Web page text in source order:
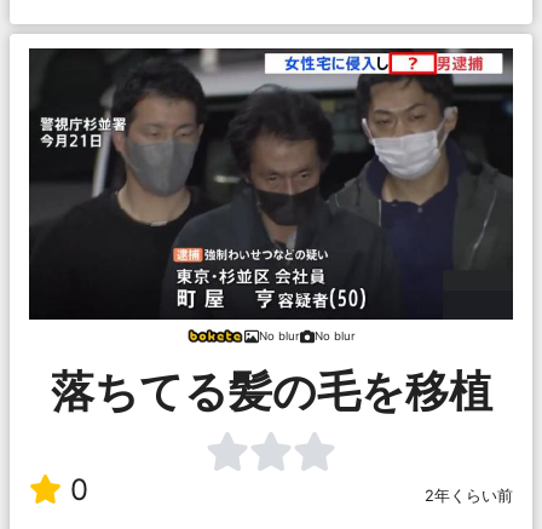
No blur No blur
落ちてる髪の毛を移植
0 2年くらい前